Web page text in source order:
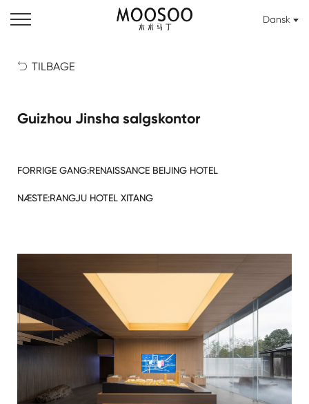
Dansk
 TILBAGE
Guizhou Jinsha salgskontor
FORRIGE GANG:RENAISSANCE BEIJING HOTEL
NÆSTE:RANGJU HOTEL XITANG